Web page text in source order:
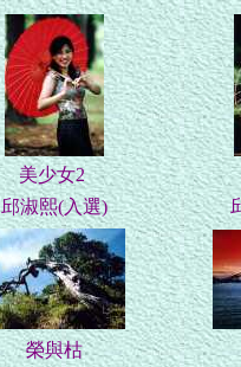
美少女2
邱淑熙(入選)
榮與枯